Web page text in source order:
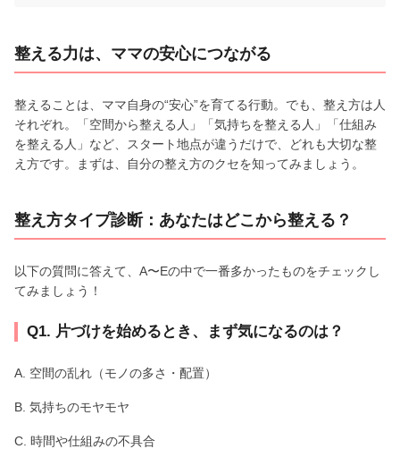
整える力は、ママの安心につながる
整えることは、ママ自身の“安心”を育てる行動。でも、整え方は人
それぞれ。「空間から整える人」「気持ちを整える人」「仕組み
を整える人」など、スタート地点が違うだけで、どれも大切な整
え方です。まずは、自分の整え方のクセを知ってみましょう。
整え方タイプ診断：あなたはどこから整える？
以下の質問に答えて、A〜Eの中で一番多かったものをチェックし
てみましょう！
Q1. 片づけを始めるとき、まず気になるのは？
A. 空間の乱れ（モノの多さ・配置）
B. 気持ちのモヤモヤ
C. 時間や仕組みの不具合